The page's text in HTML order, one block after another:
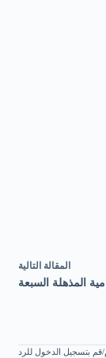
المقالة التالية
المذهلة السبعة
قم بتسجيل الدخول للرد